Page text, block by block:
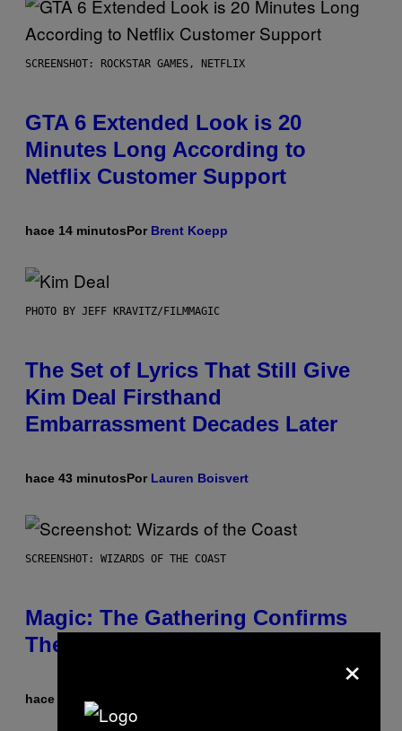
SCREENSHOT: ROCKSTAR GAMES, NETFLIX
GTA 6 Extended Look is 20
Minutes Long According to
Netflix Customer Support
hace 14 minutosPor Brent Koepp
PHOTO BY JEFF KRAVITZ/FILMMAGIC
The Set of Lyrics That Still Give
Kim Deal Firsthand
Embarrassment Decades Later
hace 43 minutosPor Lauren Boisvert
SCREENSHOT: WIZARDS OF THE COAST
Magic: The Gathering Confirms
Themes for 5 New Star Trek Decks
hace 1 hora
×